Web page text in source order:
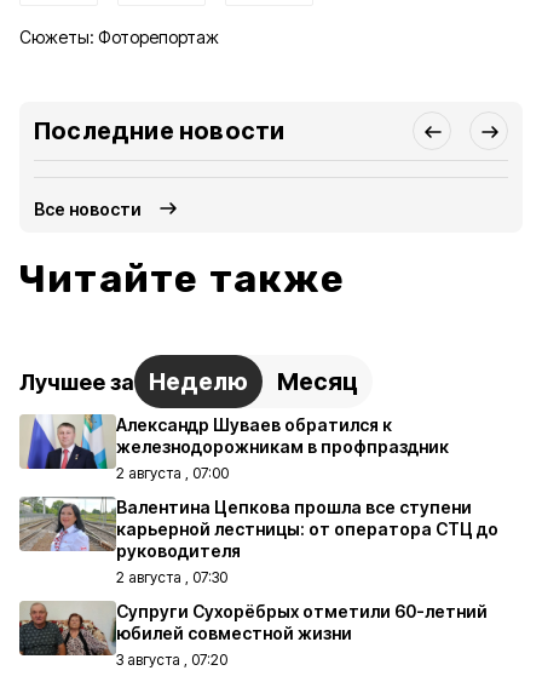
Сюжеты: Фоторепортаж
Последние новости
Все новости
Читайте также
Лучшее за Неделю Месяц
Александр Шуваев обратился к
железнодорожникам в профпраздник
2 августа , 07:00
Валентина Цепкова прошла все ступени
карьерной лестницы: от оператора СТЦ до
руководителя
2 августа , 07:30
Супруги Сухорёбрых отметили 60-летний
юбилей совместной жизни
3 августа , 07:20